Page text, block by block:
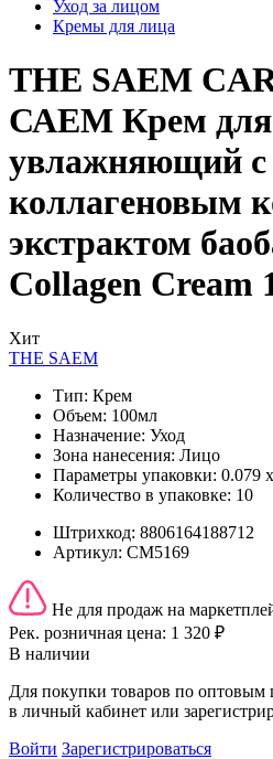
Уход за лицом
Кремы для лица
THE SAEM
САЕМ Крем для
увлажняющий с
коллагеновым
экстрактом
Collagen Cream
Хит
THE SAEM
Тип: Крем
Объем: 100мл
Назначение: Уход
Зона нанесения: Лицо
Параметры упаковки: 0.079
Количество в упаковке: 10
Штрихкод: 8806164188712
Артикул: СМ5169
Не для продаж на
Рек. розничная цена: 1 320 ₽
В наличии
Для покупки товаров по оптовым
в личный кабинет или
Войти Зарегистрироваться